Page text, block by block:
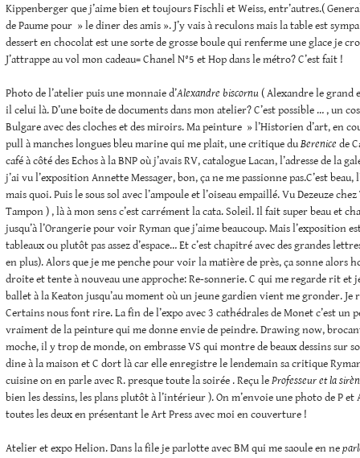
Kippenberger que j’aime bien et toujours Fischli et Weiss, entr’autres.(
de Paume pour » le diner des amis ». J’y vais à reculons mais la table est
dessert en chocolat est une sorte de grosse boule qui renferme une glace je
J’attrappe au vol mon cadeau= Chanel N°5 et Hop dans le métro? C’est fait !
Photo de l’atelier puis une monnaie d’Alexandre biscornu( Alexandre le grand
il celui là. D’une boite de documents dans mon atelier? C’est possible … , un
Bulgare avec des cloches et des miroirs. Ma peinture » l’Historien d’art, en
pull à manches longues bleu marine qui me plait, une critique duBerenice de
café à côté des Echos à la BNP où j’avais RV, catalogue Lacan, l’adresse de la
j’ai vu l’exposition Annette Messager, bon, ça ne me passionne pas.C’est
mais quoi. Puis le sous sol avec l’ampoule et l’oiseau empaillé. Vu Dezeuze
Tampon ) , là à mon sens c’est carrément la cata. Soleil. Il fait super beau et
jusqu’à l’Orangerie pour voir Ryman que j’aime beaucoup. Mais l’exposition
tableaux ou plutôt pas assez d’espace… Et c’est chapitré avec des grandes
en plus). Alors que je me penche pour voir la matière de près, ça sonne alors
droite et tente à nouveau une approche: Re-sonnerie. C qui me regarde rit et
ballet à la Keaton jusqu’au moment où un jeune gardien vient me gronder. Je
Certains nous font rire. La fin de l’expo avec 3 cathédrales de Monet c’est un
vraiment de la peinture qui me donne envie de peindre. Drawing now,
moche, il y trop de monde, on embrasse VS qui montre de beaux dessins sur
dine à la maison et C dort là car elle enregistre le lendemain sa critique
cuisine on en parle avec R. presque toute la soirée . Reçu leProfesseur et la
bien les dessins, les plans plutôt à l’intérieur ). On m’envoie une photo de P
toutes les deux en présentant le Art Press avec moi en couverture !
Atelier et expo Helion. Dans la file je parlotte avec BM qui me saoule en ne